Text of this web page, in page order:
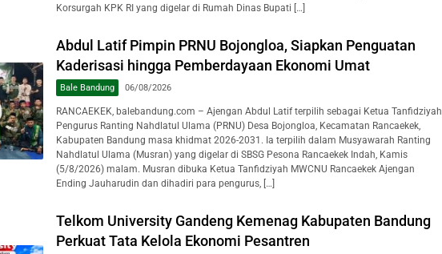
Korsurgah KPK RI yang digelar di Rumah Dinas Bupati […]
Abdul Latif Pimpin PRNU Bojongloa, Siapkan Penguatan
Kaderisasi hingga Pemberdayaan Ekonomi Umat
Bale Bandung 06/08/2026
RANCAEKEK, balebandung.com – Ajengan Abdul Latif terpilih sebagai Ketua Tanfidziyah
Pengurus Ranting Nahdlatul Ulama (PRNU) Desa Bojongloa, Kecamatan Rancaekek,
Kabupaten Bandung masa khidmat 2026-2031. Ia terpilih dalam Musyawarah Ranting
Nahdlatul Ulama (Musran) yang digelar di SBSG Pesona Rancaekek Indah, Kamis
(5/8/2026) malam. Musran dibuka Ketua Tanfidziyah MWCNU Rancaekek Ajengan
Ending Jauharudin dan dihadiri para pengurus, […]
Telkom University Gandeng Kemenag Kabupaten Bandung
Perkuat Tata Kelola Ekonomi Pesantren